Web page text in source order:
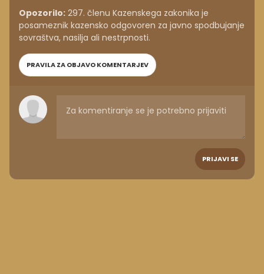
Opozorilo: 297. členu Kazenskega zakonika je
posameznik kazensko odgovoren za javno spodbujanje
sovraštva, nasilja ali nestrpnosti.
PRAVILA ZA OBJAVO KOMENTARJEV
PRIJAVI SE